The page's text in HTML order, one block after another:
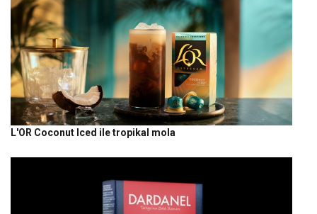
L'OR Coconut Iced ile tropikal mola